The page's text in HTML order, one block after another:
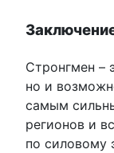
Стронгмен –
но и
самым
регионов и
по силовому